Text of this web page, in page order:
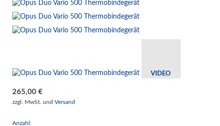
VIDEO
265,00 €
zzgl. MwSt. und Versand
Anzahl: